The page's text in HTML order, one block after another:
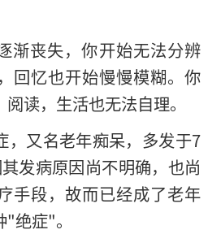
渐丧失，你开始无法分辨
回忆也开始慢慢模糊。你
读，生活也无法自理。
，又名老年痴呆，多发于7
发病原因尚不明确，也尚
手段，故而已经成了老年
绝症"。